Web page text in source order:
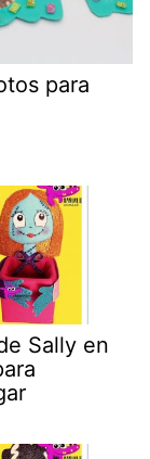
para
Sally en